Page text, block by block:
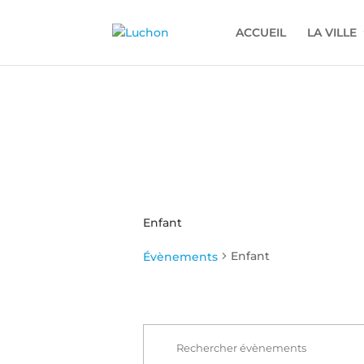
ACCUEIL LA VILLE
Enfant
Évènements Enfant
Évènements
Recherche